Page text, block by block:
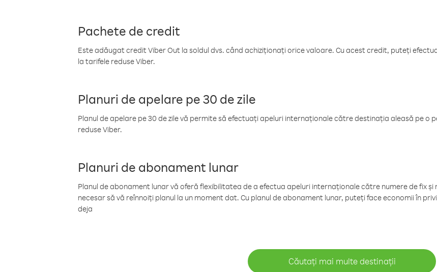
Pachete de credit
Este adăugat credit Viber Out la soldul dvs. când achiziționați orice valoare. Cu acest credit, puteți
la tarifele reduse Viber.
Planuri de apelare pe 30 de zile
Planul de apelare pe 30 de zile vă permite să efectuați apeluri internaționale către destinația aleasă pe o
reduse Viber.
Planuri de abonament lunar
Planul de abonament lunar vă oferă flexibilitatea de a efectua apeluri internaționale către numere de fix
necesar să vă reînnoiți planul la un moment dat. Cu planul de abonament lunar, puteți face economii în
deja
Căutați mai multe destinații